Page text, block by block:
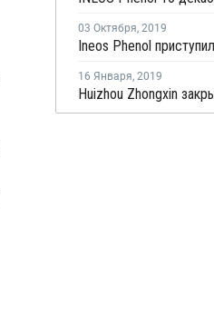
03 Октября, 2019
16 Января, 2019